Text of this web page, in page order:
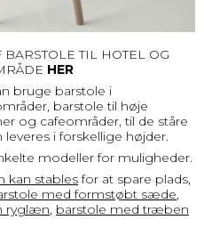
BARSTOLE TIL HOTEL OG
HER
bruge barstole i
barstole til høje
og cafeområder, til de ståre
i forskellige højder.
modeller for muligheder.
kan stablesfor at spare plads,
med formstøbt sæde,
ryglæn, barstole med træben